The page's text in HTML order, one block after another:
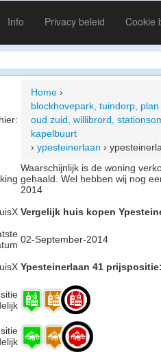
Info Privacy beleid Cookie
Home ›
blockhovepark, tuindorp,
oud zuid, willibrord,
kapelbuurt
› ypesteinerlaan ›
Waarschijnlijk is de woning
gehaald. Wel hebben wij nog
2014
Vergelijk huis kopen
02-September-2014
Ypesteinerlaan 41 prijspositie: